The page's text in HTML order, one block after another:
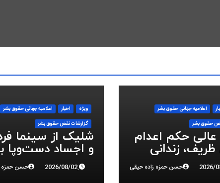
اعلاميه جهانی حقوق بشر
حقوق بشر
عالی حکم اعدام
زندانی
ملی، را تایید کرد
حسن حمزه زاده حیقی
ویژه اخبار
اعلاميه جهانی حقوق بشر
گزارشات نقض حقوق بشر
شلیک از سینما
و اجساد دست‌وپا
سرکوب انقلاب
البرز حسن حمزه